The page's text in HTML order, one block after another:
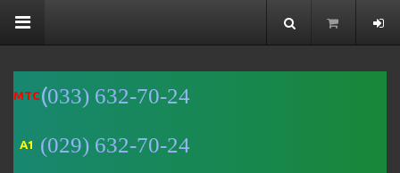
MTC (033) 632-70-24
A1 (029) 632-70-24